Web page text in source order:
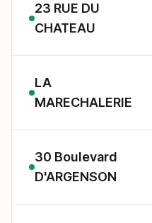
23 RUE DU
CHATEAU
LA
MARECHALERIE
30 Boulevard
D'ARGENSON